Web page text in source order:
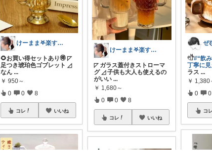
けーまま𖤐楽する家づくり☀︎*.｡
🌻お買い得セットあり🉐 ◸
足つき琥珀色ゴブレット ◿
なん ...
￥ 950～
0 0 8
コレ いいね
けーまま𖤐楽する家づくり☀︎*.｡
◸ ガラス蓋付きストローマ
グ ◿ 子供も大人も使えるの
がいい...
￥ 1,680～
0 0 8
コレ いいね
𓏲𓎨#“飲
丁寧に
ラス ...
￥ 1,380
0 0
コレ